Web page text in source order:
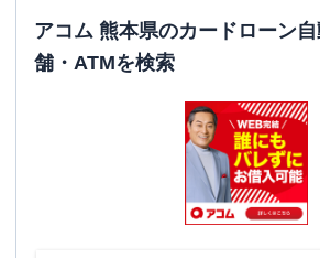
アコム 熊本県のカードローン
舗・ATMを検索